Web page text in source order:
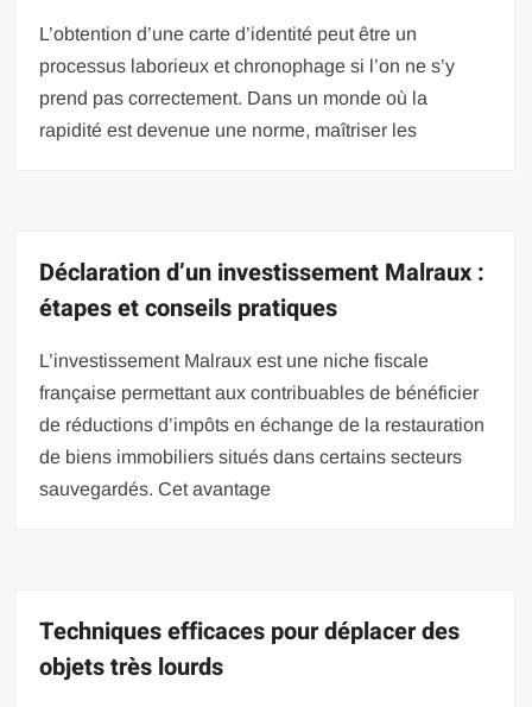
L’obtention d’une carte d’identité peut être un
processus laborieux et chronophage si l’on ne s’y
prend pas correctement. Dans un monde où la
rapidité est devenue une norme, maîtriser les
Déclaration d’un investissement Malraux :
étapes et conseils pratiques
L’investissement Malraux est une niche fiscale
française permettant aux contribuables de bénéficier
de réductions d’impôts en échange de la restauration
de biens immobiliers situés dans certains secteurs
sauvegardés. Cet avantage
Techniques efficaces pour déplacer des
objets très lourds